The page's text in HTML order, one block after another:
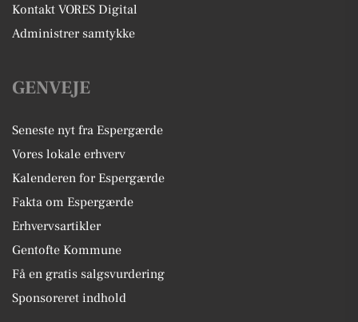
Kontakt VORES Digital
Administrer samtykke
GENVEJE
Seneste nyt fra Espergærde
Vores lokale erhverv
Kalenderen for Espergærde
Fakta om Espergærde
Erhvervsartikler
Gentofte Kommune
Få en gratis salgsvurdering
Sponsoreret indhold